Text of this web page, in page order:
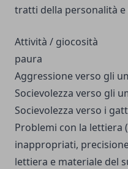
tratti della personalità
Attività / giocosità
paura
Aggressione verso gli
Socievolezza verso gli
Socievolezza verso i
Problemi con la lettiera
inappropriati,
lettiera e materiale del